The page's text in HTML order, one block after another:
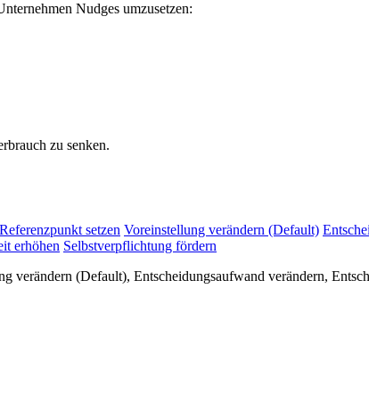
Nudges umzusetzen:
zu senken.
setzen Voreinstellung verändern (Default)
erhöhen Selbstverpflichtung fördern
(Default), Entscheidungsaufwand verändern,